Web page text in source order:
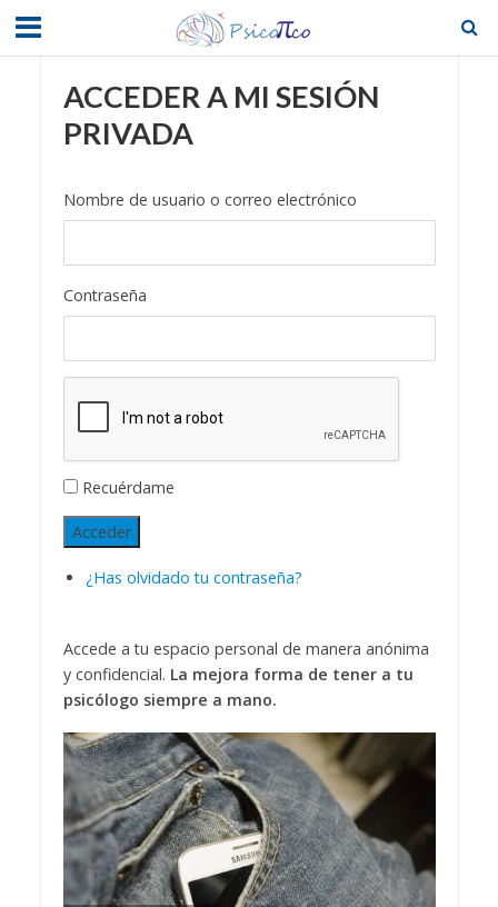
ACCEDER A MI SESIÓN
PRIVADA
Nombre de usuario o correo electrónico
Contraseña
Recuérdame
Acceder
¿Has olvidado tu contraseña?
Accede a tu espacio personal de manera anónima
y confidencial. La mejora forma de tener a tu
psicólogo siempre a mano.